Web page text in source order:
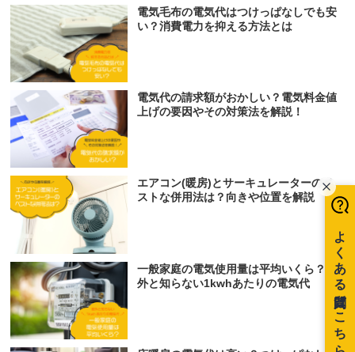
電気毛布の電気代はつけっぱなしでも安
い？消費電力を抑える方法とは
電気代の請求額がおかしい？電気料金値
上げの要因やその対策法を解説！
エアコン(暖房)とサーキュレーターのベ
ストな併用法は？向きや位置を解説
一般家庭の電気使用量は平均いくら？意
外と知らない1kwhあたりの電気代